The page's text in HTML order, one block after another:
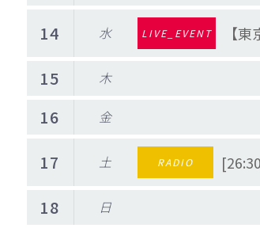
14 水 LIVE_EVENT 【
15 木
16 金
17 土 RADIO
18 日